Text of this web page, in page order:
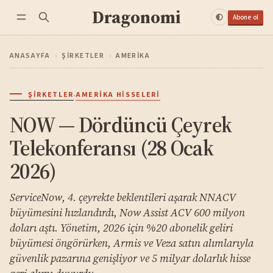
Dragonomi Abone ol
ANASAYFA › ŞIRKETLER › AMERIKA
ŞIRKETLER·AMERIKA HISSELERI
NOW — Dördüncü Çeyrek
Telekonferansı (28 Ocak
2026)
ServiceNow, 4. çeyrekte beklentileri aşarak NNACV
büyümesini hızlandırdı, Now Assist ACV 600 milyon
doları aştı. Yönetim, 2026 için %20 abonelik geliri
büyümesi öngörürken, Armis ve Veza satın alımlarıyla
güvenlik pazarına genişliyor ve 5 milyar dolarlık hisse